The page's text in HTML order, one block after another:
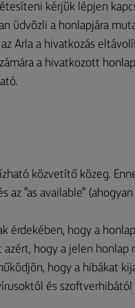
kérjük lépjen
üdvözli a honlapjára
Arla a hivatkozás
a hivatkozott
közvetítő közeg.
az "as available"
érdekében, hogy a
hogy a jelen honlap
hogy a hibákat
és